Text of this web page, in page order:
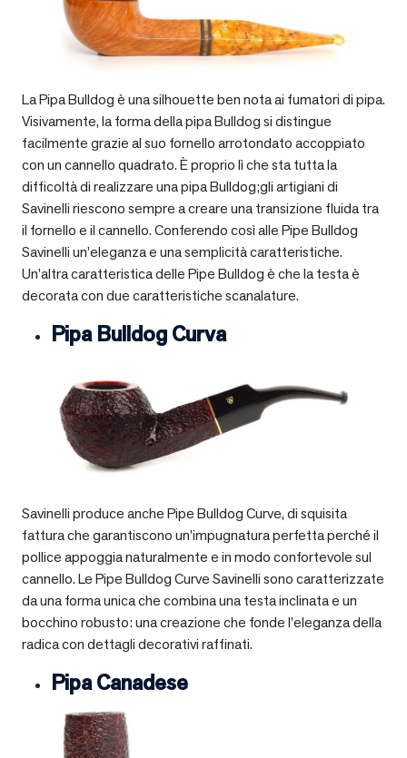
La Pipa Bulldog è una silhouette ben nota ai fumatori di pipa.
Visivamente, la forma della pipa Bulldog si distingue
facilmente grazie al suo fornello arrotondato accoppiato
con un cannello quadrato. È proprio lì che sta tutta la
difficoltà di realizzare una pipa Bulldog;gli artigiani di
Savinelli riescono sempre a creare una transizione fluida tra
il fornello e il cannello. Conferendo così alle Pipe Bulldog
Savinelli un’eleganza e una semplicità caratteristiche.
Un’altra caratteristica delle Pipe Bulldog è che la testa è
decorata con due caratteristiche scanalature.
Pipa Bulldog Curva
Savinelli produce anche Pipe Bulldog Curve, di squisita
fattura che garantiscono un’impugnatura perfetta perché il
pollice appoggia naturalmente e in modo confortevole sul
cannello. Le Pipe Bulldog Curve Savinelli sono caratterizzate
da una forma unica che combina una testa inclinata e un
bocchino robusto: una creazione che fonde l’eleganza della
radica con dettagli decorativi raffinati.
Pipa Canadese